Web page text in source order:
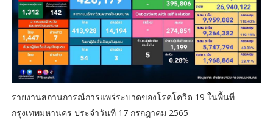
รายงานสถานการณ์การแพร่ระบาดของโรคโควิด 19 ในพื้นที่
กรุงเทพมหานคร ประจำวันที่ 17 กรกฎาคม 2565